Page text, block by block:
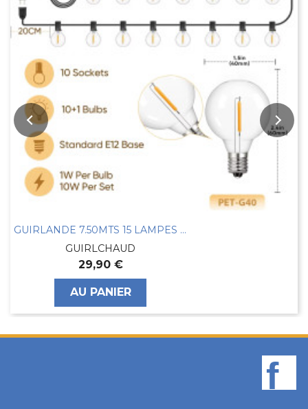
GUIRLANDE 7.50MTS 15 LAMPES LEDS BLANC CHAUD
GUIRLCHAUD
29,90 €
AU PANIER